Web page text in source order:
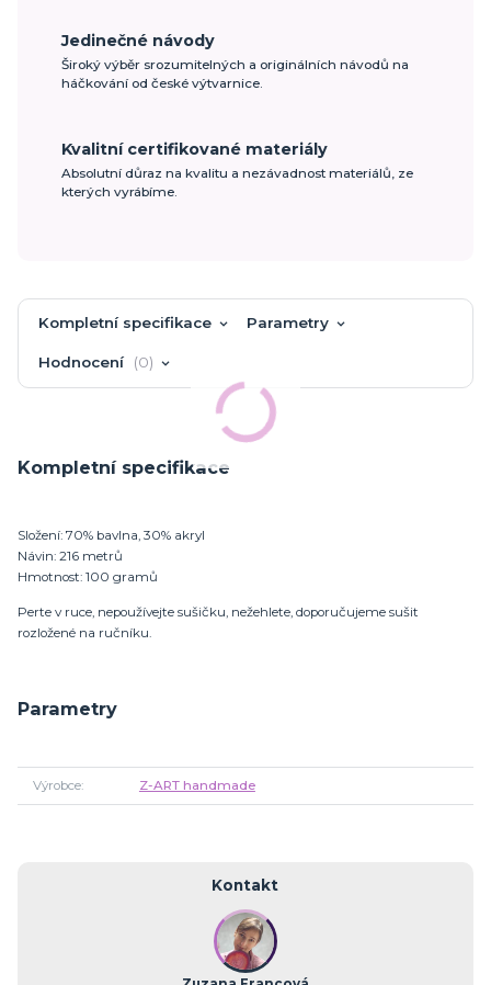
Jedinečné návody
Široký výběr srozumitelných a originálních návodů na
háčkování od české výtvarnice.
Kvalitní certifikované materiály
Absolutní důraz na kvalitu a nezávadnost materiálů, ze
kterých vyrábíme.
Kompletní specifikace Parametry
Hodnocení 0
Kompletní specifikace
Složení: 70% bavlna, 30% akryl
Návin: 216 metrů
Hmotnost: 100 gramů
Perte v ruce, nepoužívejte sušičku, nežehlete, doporučujeme sušit
rozložené na ručníku.
Parametry
Výrobce Z-ART handmade
Kontakt